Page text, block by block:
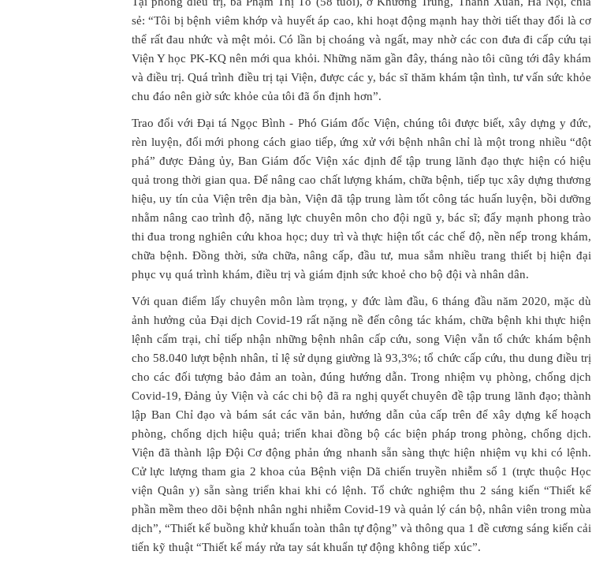
sẻ: “Tôi bị bệnh viêm khớp và huyết áp cao, khi hoạt động mạnh hay thời tiết thay đổi là cơ
thể rất đau nhức và mệt mỏi. Có lần bị choáng và ngất, may nhờ các con đưa đi cấp cứu tại
Viện Y học PK-KQ nên mới qua khỏi. Những năm gần đây, tháng nào tôi cũng tới đây khám
và điều trị. Quá trình điều trị tại Viện, được các y, bác sĩ thăm khám tận tình, tư vấn sức khỏe
chu đáo nên giờ sức khỏe của tôi đã ổn định hơn”.
Trao đổi với Đại tá Ngọc Bình - Phó Giám đốc Viện, chúng tôi được biết, xây dựng y đức,
rèn luyện, đổi mới phong cách giao tiếp, ứng xử với bệnh nhân chỉ là một trong nhiều “đột
phá” được Đảng ủy, Ban Giám đốc Viện xác định để tập trung lãnh đạo thực hiện có hiệu
quả trong thời gian qua. Để nâng cao chất lượng khám, chữa bệnh, tiếp tục xây dựng thương
hiệu, uy tín của Viện trên địa bàn, Viện đã tập trung làm tốt công tác huấn luyện, bồi dưỡng
nhằm nâng cao trình độ, năng lực chuyên môn cho đội ngũ y, bác sĩ; đẩy mạnh phong trào
thi đua trong nghiên cứu khoa học; duy trì và thực hiện tốt các chế độ, nền nếp trong khám,
chữa bệnh. Đồng thời, sửa chữa, nâng cấp, đầu tư, mua sắm nhiều trang thiết bị hiện đại
phục vụ quá trình khám, điều trị và giám định sức khoẻ cho bộ đội và nhân dân.
Với quan điểm lấy chuyên môn làm trọng, y đức làm đầu, 6 tháng đầu năm 2020, mặc dù
ảnh hưởng của Đại dịch Covid-19 rất nặng nề đến công tác khám, chữa bệnh khi thực hiện
lệnh cấm trại, chỉ tiếp nhận những bệnh nhân cấp cứu, song Viện vẫn tổ chức khám bệnh
cho 58.040 lượt bệnh nhân, tỉ lệ sử dụng giường là 93,3%; tổ chức cấp cứu, thu dung điều trị
cho các đối tượng bảo đảm an toàn, đúng hướng dẫn. Trong nhiệm vụ phòng, chống dịch
Covid-19, Đảng ủy Viện và các chi bộ đã ra nghị quyết chuyên đề tập trung lãnh đạo; thành
lập Ban Chỉ đạo và bám sát các văn bản, hướng dẫn của cấp trên để xây dựng kế hoạch
phòng, chống dịch hiệu quả; triển khai đồng bộ các biện pháp trong phòng, chống dịch.
Viện đã thành lập Đội Cơ động phản ứng nhanh sẵn sàng thực hiện nhiệm vụ khi có lệnh.
Cử lực lượng tham gia 2 khoa của Bệnh viện Dã chiến truyền nhiễm số 1 (trực thuộc Học
viện Quân y) sẵn sàng triển khai khi có lệnh. Tổ chức nghiệm thu 2 sáng kiến “Thiết kế
phần mềm theo dõi bệnh nhân nghi nhiễm Covid-19 và quản lý cán bộ, nhân viên trong mùa
dịch”, “Thiết kế buồng khử khuẩn toàn thân tự động” và thông qua 1 đề cương sáng kiến cải
tiến kỹ thuật “Thiết kế máy rửa tay sát khuẩn tự động không tiếp xúc”.